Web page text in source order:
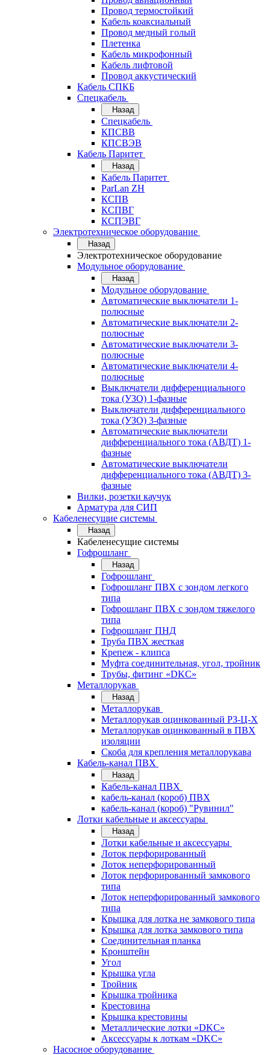
Провод термостойкий
Кабель коаксиальный
Провод медный голый
Плетенка
Кабель микрофонный
Кабель лифтовой
Провод аккустический
Кабель СПКБ
Спецкабель
Назад
Спецкабель
КПСВВ
КПСВЭВ
Кабель Паритет
Назад
Кабель Паритет
ParLan ZH
КСПВ
КСПВГ
КСПЭВГ
Электротехническое оборудование
Назад
Электротехническое оборудование
Модульное оборудование
Назад
Модульное оборудование
Автоматические выключатели 1-
полюсные
Автоматические выключатели 2-
полюсные
Автоматические выключатели 3-
полюсные
Автоматические выключатели 4-
полюсные
Выключатели дифференциального
тока (УЗО) 1-фазные
Выключатели дифференциального
тока (УЗО) 3-фазные
Автоматические выключатели
дифференциального тока (АВДТ) 1-
фазные
Автоматические выключатели
дифференциального тока (АВДТ) 3-
фазные
Вилки, розетки каучук
Арматура для СИП
Кабеленесущие системы
Назад
Кабеленесущие системы
Гофрошланг
Назад
Гофрошланг
Гофрошланг ПВХ с зондом легкого
типа
Гофрошланг ПВХ с зондом тяжелого
типа
Гофрошланг ПНД
Труба ПВХ жесткая
Крепеж - клипса
Муфта соединительная, угол, тройник
Трубы, фитинг «DKC»
Металлорукав
Назад
Металлорукав
Металлорукав оцинкованный РЗ-Ц-Х
Металлорукав оцинкованный в ПВХ
изоляции
Скоба для крепления металлорукава
Кабель-канал ПВХ
Назад
Кабель-канал ПВХ
кабель-канал (короб) ПВХ
кабель-канал (короб) "Рувинил"
Лотки кабельные и аксессуары
Назад
Лотки кабельные и аксессуары
Лоток перфорированный
Лоток неперфорированный
Лоток перфорированный замкового
типа
Лоток неперфорированный замкового
типа
Крышка для лотка не замкового типа
Крышка для лотка замкового типа
Соединительная планка
Кронштейн
Угол
Крышка угла
Тройник
Крышка тройника
Крестовина
Крышка крестовины
Металлические лотки «DKC»
Аксессуары к лоткам «DKC»
Насосное оборудование